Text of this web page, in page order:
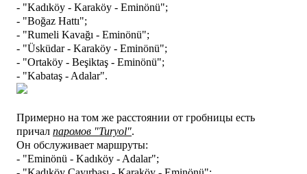
- "Kadıköy - Karaköy - Eminönü";
- "Boğaz Hattı";
- "Rumeli Kavağı - Eminönü";
- "Üsküdar - Karaköy - Eminönü";
- "Ortaköy - Beşiktaş - Eminönü";
- "Kabataş - Adalar".
Примерно на том же расстоянии от гробницы есть
причал паромов "Turyol".
Он обслуживает маршруты:
- "Eminönü - Kadıköy - Adalar";